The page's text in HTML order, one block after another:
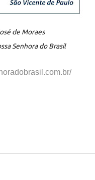
de Moraes
Senhora do Brasil
obrasil.com.br/